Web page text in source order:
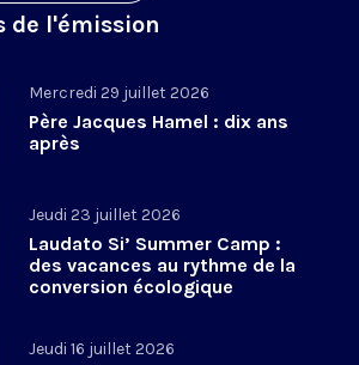
de l'émission
Mercredi 29 juillet 2026
Père Jacques Hamel : dix ans
après
Jeudi 23 juillet 2026
Laudato Si’ Summer Camp :
des vacances au rythme de la
conversion écologique
Jeudi 16 juillet 2026